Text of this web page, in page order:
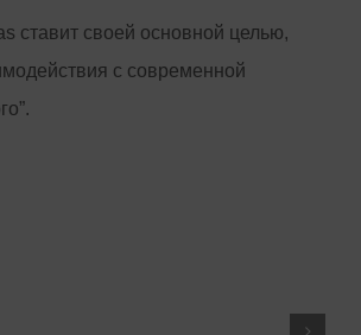
ставит своей основной целью,
с современной